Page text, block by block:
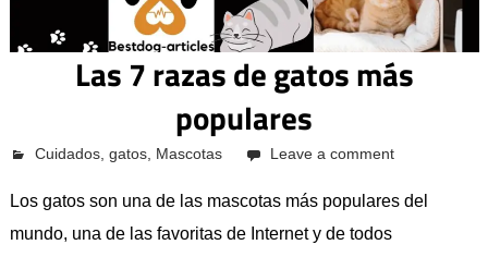
Las 7 razas de gatos más
populares
octubre 12, 2023
Pcvkk
Cuidados, gatos, Mascotas Leave a comment
Los gatos son una de las mascotas más populares del
mundo, una de las favoritas de Internet y de todos